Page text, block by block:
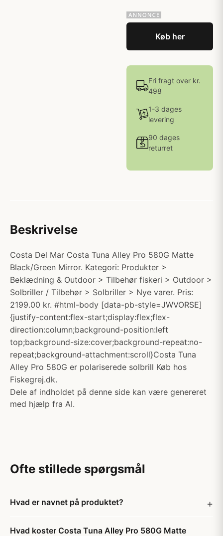
Køb her
Fri fragt over kr.
498
1-3 dages
levering
90 dages
returret
Beskrivelse
Costa Del Mar Costa Tuna Alley Pro 580G Matte
Black/Green Mirror. Kategori: Produkter >
Beklædning & Outdoor > Tilbehør fiskeri > Outdoor >
Solbriller / Tilbehør > Solbriller > Nye varer. Pris:
2199.00 kr. #html-body [data-pb-style=JWVORSE]
{justify-content:flex-start;display:flex;flex-
direction:column;background-position:left
top;background-size:cover;background-repeat:no-
repeat;background-attachment:scroll}Costa Tuna
Alley Pro 580G er polariserede solbrill Køb hos
Fiskegrej.dk.
Dele af indholdet på denne side kan være genereret
med hjælp fra AI.
Ofte stillede spørgsmål
Hvad er navnet på produktet?
Hvad koster Costa Tuna Alley Pro 580G Matte